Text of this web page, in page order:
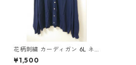
花柄刺繍 カーディガン 6L ネ
イビー ◆KIY-919◆
¥1,500